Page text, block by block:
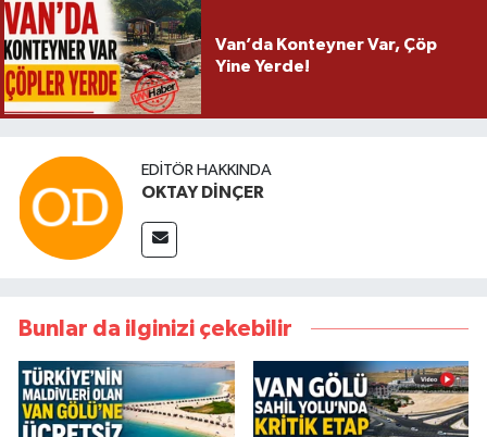
Van’da Konteyner Var, Çöp
Yine Yerde!
EDITÖR HAKKINDA
OKTAY DİNÇER
Bunlar da ilginizi çekebilir